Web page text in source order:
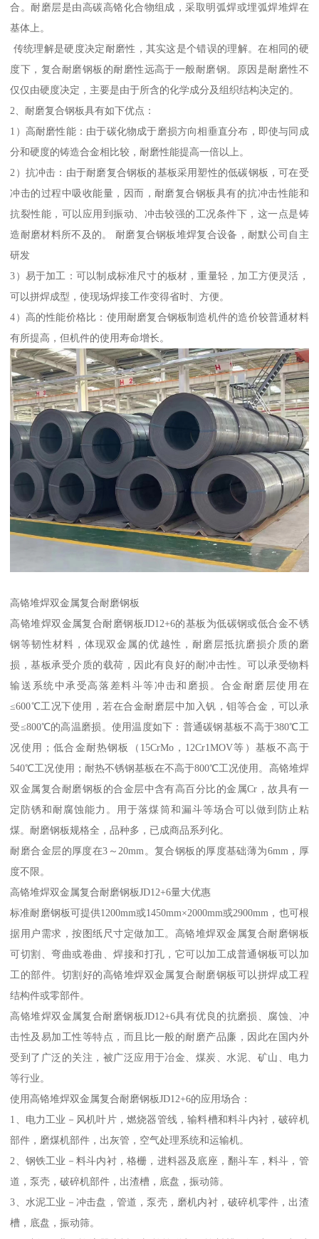
合。耐磨层是由高碳高铬化合物组成，采取明弧焊或埋弧焊堆焊在
基体上。
传统理解是硬度决定耐磨性，其实这是个错误的理解。在相同的硬
度下，复合耐磨钢板的耐磨性远高于一般耐磨钢。原因是耐磨性不
仅仅由硬度决定，主要是由于所含的化学成分及组织结构决定的。
2、耐磨复合钢板具有如下优点：
1）高耐磨性能：由于碳化物成于磨损方向相垂直分布，即使与同成
分和硬度的铸造合金相比较，耐磨性能提高一倍以上。
2）抗冲击：由于耐磨复合钢板的基板采用塑性的低碳钢板，可在受
冲击的过程中吸收能量，因而，耐磨复合钢板具有的抗冲击性能和
抗裂性能，可以应用到振动、冲击较强的工况条件下，这一点是铸
造耐磨材料所不及的。 耐磨复合钢板堆焊复合设备，耐默公司自主
研发
3）易于加工：可以制成标准尺寸的板材，重量轻，加工方便灵活，
可以拼焊成型，使现场焊接工作变得省时、方便。
4）高的性能价格比：使用耐磨复合钢板制造机件的造价较普通材料
有所提高，但机件的使用寿命增长。
高铬堆焊双金属复合耐磨钢板
高铬堆焊双金属复合耐磨钢板JD12+6的基板为低碳钢或低合金不锈
钢等韧性材料，体现双金属的优越性，耐磨层抵抗磨损介质的磨
损，基板承受介质的载荷，因此有良好的耐冲击性。可以承受物料
输送系统中承受高落差料斗等冲击和磨损。合金耐磨层使用在
≤600℃工况下使用，若在合金耐磨层中加入钒，钼等合金，可以承
受≤800℃的高温磨损。使用温度如下：普通碳钢基板不高于380℃工
况使用；低合金耐热钢板（15CrMo，12Cr1MOV等）基板不高于
540℃工况使用；耐热不锈钢基板在不高于800℃工况使用。高铬堆焊
双金属复合耐磨钢板的合金层中含有高百分比的金属Cr，故具有一
定防锈和耐腐蚀能力。用于落煤筒和漏斗等场合可以做到防止粘
煤。耐磨钢板规格全，品种多，已成商品系列化。
耐磨合金层的厚度在3～20mm。复合钢板的厚度基础薄为6mm，厚
度不限。
高铬堆焊双金属复合耐磨钢板JD12+6量大优惠
标准耐磨钢板可提供1200mm或1450mm×2000mm或2900mm，也可根
据用户需求，按图纸尺寸定做加工。高铬堆焊双金属复合耐磨钢板
可切割、弯曲或卷曲、焊接和打孔，它可以加工成普通钢板可以加
工的部件。切割好的高铬堆焊双金属复合耐磨钢板可以拼焊成工程
结构件或零部件。
高铬堆焊双金属复合耐磨钢板JD12+6具有优良的抗磨损、腐蚀、冲
击性及易加工性等特点，而且比一般的耐磨产品廉，因此在国内外
受到了广泛的关注，被广泛应用于冶金、煤炭、水泥、矿山、电力
等行业。
使用高铬堆焊双金属复合耐磨钢板JD12+6的应用场合：
1、电力工业－风机叶片，燃烧器管线，输料槽和料斗内衬，破碎机
部件，磨煤机部件，出灰管，空气处理系统和运输机。
2、钢铁工业－料斗内衬，格栅，进料器及底座，翻斗车，料斗，管
道，泵壳，破碎机部件，出渣槽，底盘，振动筛。
3、水泥工业－冲击盘，管道，泵壳，磨机内衬，破碎机零件，出渣
槽，底盘，振动筛。